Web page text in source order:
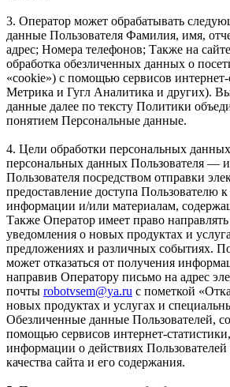
3. Оператор может обрабатывать
данные Пользователя Фамилия, имя,
адрес; Номера телефонов; Также на
обработка обезличенных данных о
«cookie») с помощью сервисов
Метрика и Гугл Аналитика и других).
данные далее по тексту Политики
понятием Персональные данные.
4. Цели обработки персональных
персональных данных Пользователя —
Пользователя посредством отправки
предоставление доступа Пользователю
информации и/или материалам,
Также Оператор имеет право
уведомления о новых продуктах и
предложениях и различных событиях.
может отказаться от получения
направив Оператору письмо на адрес
почты robotvsem@ya.ru с пометкой
новых продуктах и услугах и
Обезличенные данные Пользователей,
помощью сервисов интернет-
информации о действиях
качества сайта и его содержания.